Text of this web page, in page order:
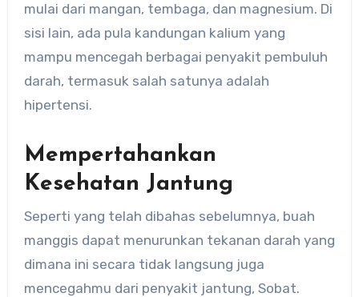
mulai dari mangan, tembaga, dan magnesium. Di
sisi lain, ada pula kandungan kalium yang
mampu mencegah berbagai penyakit pembuluh
darah, termasuk salah satunya adalah
hipertensi.
Mempertahankan
Kesehatan Jantung
Seperti yang telah dibahas sebelumnya, buah
manggis dapat menurunkan tekanan darah yang
dimana ini secara tidak langsung juga
mencegahmu dari penyakit jantung, Sobat.